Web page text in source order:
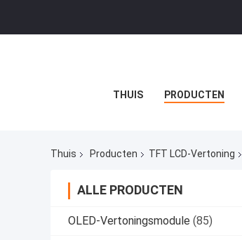
THUIS PRODUCTEN
Thuis Producten TFT LCD-Vertoning
ALLE PRODUCTEN
OLED-Vertoningsmodule (85)